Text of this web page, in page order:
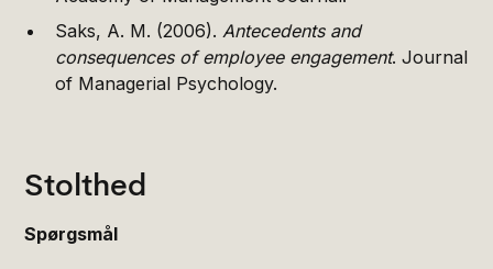
Saks, A. M. (2006). Antecedents and
consequences of employee engagement. Journal
of Managerial Psychology.
Stolthed
Spørgsmål